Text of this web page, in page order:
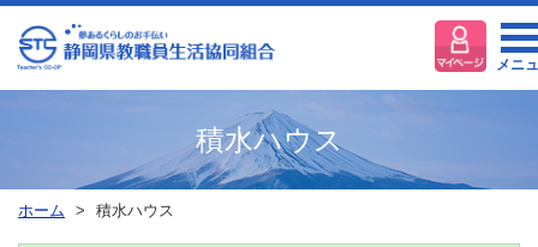
メニ
積水ハウス
ホーム 積水ハウス